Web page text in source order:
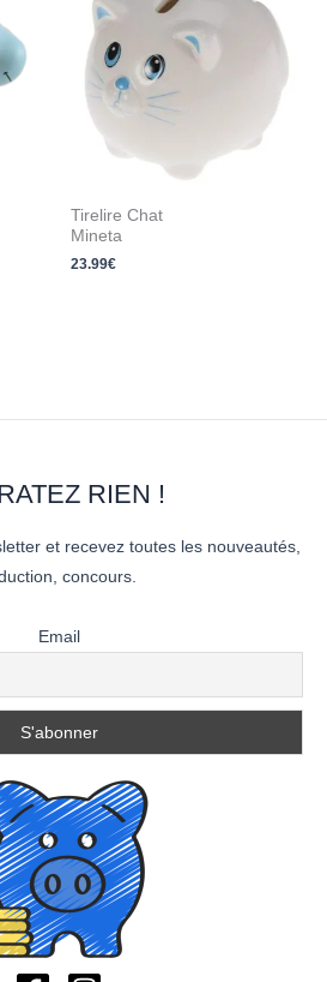
Tirelire Chat
Mineta
23.99€
RIEN !
et recevez toutes les nouveautés,
concours.
Email